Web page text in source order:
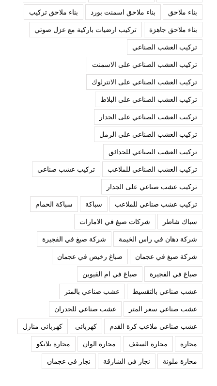
بناء ملاحق
بناء ملاحق اسمنت بورد
بناء ملاحق تركيب
بناء ملاحق جاهزة
تركيب ارضيات باركية مع عزل صوتي
تركيب العشب الصناعي
تركيب العشب الصناعي على الاسمنت
تركيب العشب الصناعي على الانترلوك
تركيب العشب الصناعي على البلاط
تركيب العشب الصناعي على الجدار
تركيب العشب الصناعي على الرمل
تركيب العشب الصناعي للحدائق
تركيب العشب الصناعي للملاعب
تركيب عشب صناعي
تركيب عشب صناعي على الجدار
تركيب عشب صناعي للملاعب
سباكة
سباكة الحمام
سباك شاطر
شركات صبغ في الامارات
شركة دهان في راس الخيمة
شركة صبغ في الفجيرة
شركة صبغ في عجمان
صباغ رخيص في عجمان
صباغ في الفجيرة
صباغ في ام القيوين
عشب صناعي بالتقسيط
عشب صناعي بالمتر
عشب صناعي سعر المتر
عشب صناعي للجدران
عشب صناعي ملاعب كرة القدم
كهربائي
كهربائي منازل
محارة
محارة السقف محارة الوان
محارة بلانكو
محارة ملونة
نجار في الشارقة نجار في عجمان